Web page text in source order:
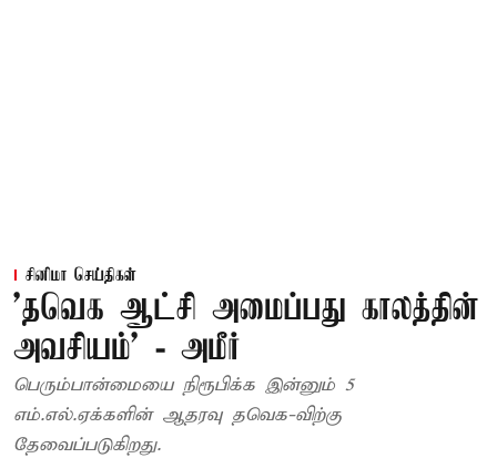
சினிமா செய்திகள்
'தவெக ஆட்சி அமைப்பது காலத்தின்
அவசியம்' - அமீர்
பெரும்பான்மையை நிரூபிக்க இன்னும் 5
எம்.எல்.ஏக்களின் ஆதரவு தவெக-விற்கு
தேவைப்படுகிறது.